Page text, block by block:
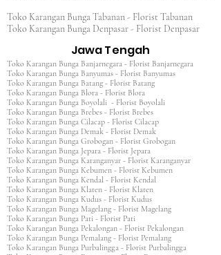
Toko Karangan Bunga Tabanan - Florist Tabanan
Toko Karangan Bunga Denpasar - Florist Denpasar
Jawa Tengah
Toko Karangan Bunga Banjarnegara - Florist Banjarnegara
Toko Karangan Bunga Banyumas - Florist Banyumas
Toko Karangan Bunga Batang - Florist Batang
Toko Karangan Bunga Blora - Florist Blora
Toko Karangan Bunga Boyolali - Florist Boyolali
Toko Karangan Bunga Brebes - Florist Brebes
Toko Karangan Bunga Cilacap - Florist Cilacap
Toko Karangan Bunga Demak - Florist Demak
Toko Karangan Bunga Grobogan - Florist Grobogan
Toko Karangan Bunga Jepara - Florist Jepara
Toko Karangan Bunga Karanganyar - Florist Karanganyar
Toko Karangan Bunga Kebumen - Florist Kebumen
Toko Karangan Bunga Kendal - Florist Kendal
Toko Karangan Bunga Klaten - Florist Klaten
Toko Karangan Bunga Kudus - Florist Kudus
Toko Karangan Bunga Magelang - Florist Magelang
Toko Karangan Bunga Pati - Florist Pati
Toko Karangan Bunga Pekalongan - Florist Pekalongan
Toko Karangan Bunga Pemalang - Florist Pemalang
Toko Karangan Bunga Purbalingga - Florist Purbalingga